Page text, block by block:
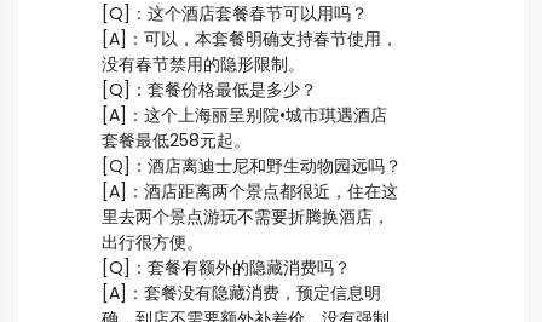
[Q]：这个酒店套餐春节可以用吗？
[A]：可以，本套餐明确支持春节使用，
没有春节禁用的隐形限制。
[Q]：套餐价格最低是多少？
[A]：这个上海丽呈别院•城市琪遇酒店
套餐最低258元起。
[Q]：酒店离迪士尼和野生动物园远吗？
[A]：酒店距离两个景点都很近，住在这
里去两个景点游玩不需要折腾换酒店，
出行很方便。
[Q]：套餐有额外的隐藏消费吗？
[A]：套餐没有隐藏消费，预定信息明